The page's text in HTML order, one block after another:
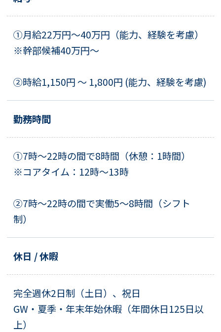
①月給22万円～40万円（能力、経験を考慮）
※幹部候補40万円～
②時給1,150円 ～ 1,800円 (能力、経験を考慮)
勤務時間
①7時～22時の間で8時間（休憩：1時間）
※コアタイム：12時～13時
②7時～22時の間で実働5～8時間（シフト
制）
休日 / 休暇
完全週休2日制（土日）、祝日
GW・夏季・年末年始休暇（年間休日125日以
上）